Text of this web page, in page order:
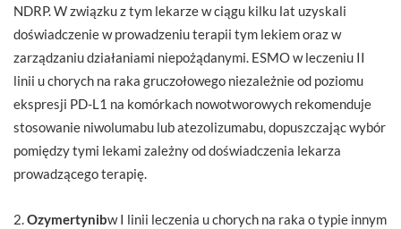
NDRP. W związku z tym lekarze w ciągu kilku lat uzyskali
doświadczenie w prowadzeniu terapii tym lekiem oraz w
zarządzaniu działaniami niepożądanymi. ESMO w leczeniu II
linii u chorych na raka gruczołowego niezależnie od poziomu
ekspresji PD-L1 na komórkach nowotworowych rekomenduje
stosowanie niwolumabu lub atezolizumabu, dopuszczając wybór
pomiędzy tymi lekami zależny od doświadczenia lekarza
prowadzącego terapię.
2. Ozymertynibw I linii leczenia u chorych na raka o typie innym